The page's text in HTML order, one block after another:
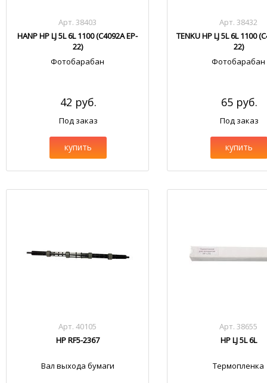
Арт. 38403
HANP HP LJ 5L 6L 1100 (C4092A EP-
22)
Фотобарабан
42 руб.
Под заказ
купить
Арт. 38432
TENKU HP LJ 5L 6L 1100
22)
Фотобарабан
65 руб.
Под заказ
купить
Арт. 40105
HP RF5-2367
Вал выхода бумаги
Арт. 38655
HP LJ 5L 6L
Термопленка